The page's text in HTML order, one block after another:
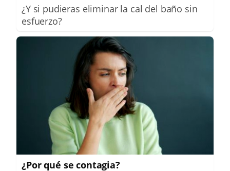
¿Y si pudieras eliminar la cal del baño sin
esfuerzo?
¿Por qué se contagia?